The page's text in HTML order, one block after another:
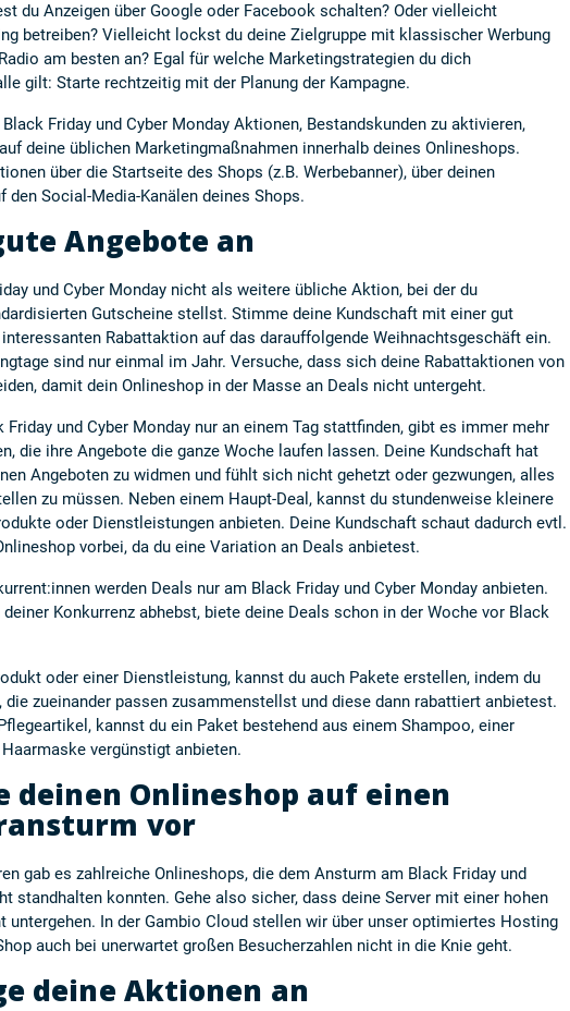
du Anzeigen über Google oder Facebook schalten? Oder vielleicht
betreiben? Vielleicht lockst du deine Zielgruppe mit klassischer Werbung
am besten an? Egal für welche Marketingstrategien du dich
gilt: Starte rechtzeitig mit der Planung der Kampagne.
Friday und Cyber Monday Aktionen, Bestandskunden zu aktivieren,
deine üblichen Marketingmaßnahmen innerhalb deines Onlineshops.
über die Startseite des Shops (z.B. Werbebanner), über deinen
den Social-Media-Kanälen deines Shops.
Angebote an
und Cyber Monday nicht als weitere übliche Aktion, bei der du
Gutscheine stellst. Stimme deine Kundschaft mit einer gut
Rabattaktion auf das darauffolgende Weihnachtsgeschäft ein.
sind nur einmal im Jahr. Versuche, dass sich deine Rabattaktionen von
damit dein Onlineshop in der Masse an Deals nicht untergeht.
Friday und Cyber Monday nur an einem Tag stattfinden, gibt es immer mehr
die ihre Angebote die ganze Woche laufen lassen. Deine Kundschaft hat
Angeboten zu widmen und fühlt sich nicht gehetzt oder gezwungen, alles
zu müssen. Neben einem Haupt-Deal, kannst du stundenweise kleinere
oder Dienstleistungen anbieten. Deine Kundschaft schaut dadurch evtl.
vorbei, da du eine Variation an Deals anbietest.
werden Deals nur am Black Friday und Cyber Monday anbieten.
Konkurrenz abhebst, biete deine Deals schon in der Woche vor Black
oder einer Dienstleistung, kannst du auch Pakete erstellen, indem du
die zueinander passen zusammenstellst und diese dann rabattiert anbietest.
kannst du ein Paket bestehend aus einem Shampoo, einer
vergünstigt anbieten.
deinen Onlineshop auf einen
vor
gab es zahlreiche Onlineshops, die dem Ansturm am Black Friday und
standhalten konnten. Gehe also sicher, dass deine Server mit einer hohen
untergehen. In der Gambio Cloud stellen wir über unser optimiertes Hosting
auch bei unerwartet großen Besucherzahlen nicht in die Knie geht.
deine Aktionen an